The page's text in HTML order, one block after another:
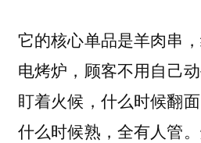
它的核心单品是羊肉串
电烤炉， 顾客不用自己
盯着火候，什么时候翻面
什么时候熟，全有人管。